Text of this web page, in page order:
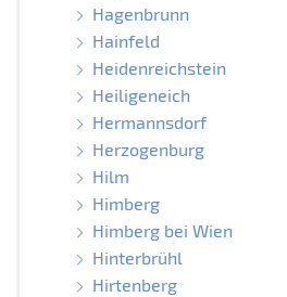
Hagenbrunn
Hainfeld
Heidenreichstein
Heiligeneich
Hermannsdorf
Herzogenburg
Hilm
Himberg
Himberg bei Wien
Hinterbrühl
Hirtenberg